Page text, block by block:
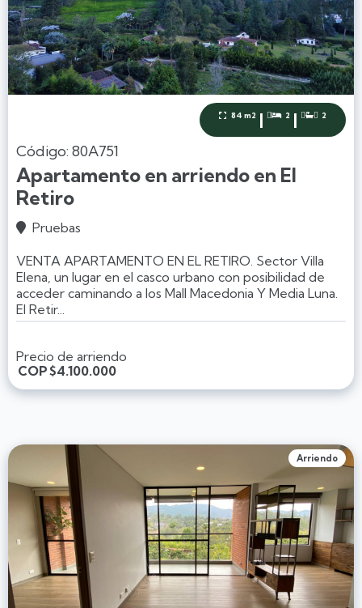
 84 m2 |  2 |  2
Código: 80A751
Apartamento en arriendo en El
Retiro
 Pruebas
VENTA APARTAMENTO EN EL RETIRO. Sector Villa
Elena, un lugar en el casco urbano con posibilidad de
acceder caminando a los Mall Macedonia Y Media Luna.
El Retir...
Precio de arriendo
COP$4.100.000
Arriendo